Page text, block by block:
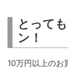
とって
ン！
10万円以上の